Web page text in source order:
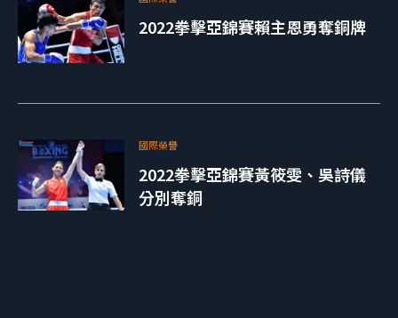
2022拳擊亞錦賽賴主恩勇奪銅牌
國際榮譽
2022拳擊亞錦賽黃筱雯、吳詩儀
分別奪銅